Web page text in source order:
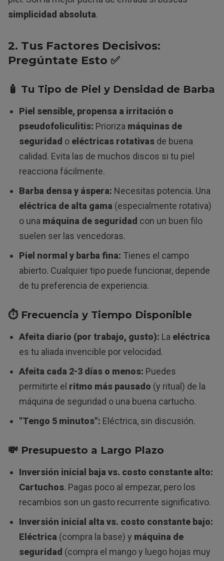
simplicidad absoluta.
2. Tus Factores Decisivos:
Pregúntate Esto ✅
🧴 Tu Tipo de Piel y Densidad de Barba
Piel sensible, propensa a irritación o
pseudofoliculitis: Prioriza máquinas de
seguridad o eléctricas rotativasde buena
calidad. Evita las de muchos discos si tu piel
reacciona fácilmente.
Barba densa y áspera: Necesitas potencia. Una
eléctrica de alta gama (especialmente rotativa)
o una máquina de seguridad con un buen filo
suelen ser las vencedoras.
Piel normal y barba fina: Tienes el campo
abierto. Cualquier tipo puede funcionar, depende
de tu preferencia de experiencia.
⏱️ Frecuencia y Tiempo Disponible
Afeita diario (por trabajo, gusto): La eléctrica
es tu aliada invencible por velocidad.
Afeita cada 2-3 días o menos: Puedes
permitirte el ritmo más pausado (y ritual) de la
máquina de seguridad o una buena cartucho.
"Tengo 5 minutos": Eléctrica, sin discusión.
💸 Presupuesto a Largo Plazo
Inversión inicial baja vs. costo constante alto:
Cartuchos. Pagas poco al empezar, pero los
recambios son un gasto recurrente significativo.
Inversión inicial alta vs. costo constante bajo:
Eléctrica (compra la base) y máquina de
seguridad (compra el mango y luego hojas muy